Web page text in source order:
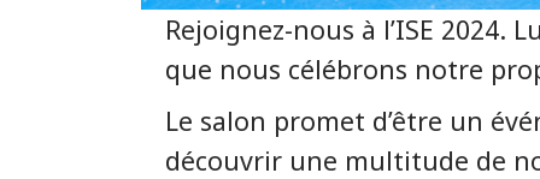
Rejoignez-nous à l’ISE 2024.
que nous célébrons notre
Le salon promet d’être un
découvrir une multitude de